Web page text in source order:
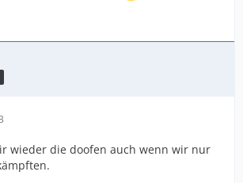
wieder die doofen auch wenn wir nur